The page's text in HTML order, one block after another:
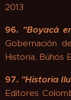
2013.
96. "Boyacá
Gobernación
Historia, Búhos
97. "Historia
Editores